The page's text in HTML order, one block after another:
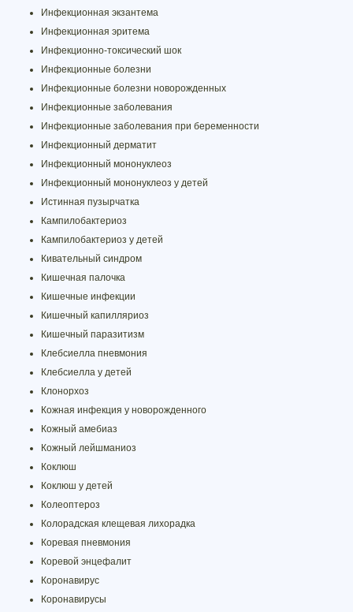
Инфекционная экзантема
Инфекционная эритема
Инфекционно-токсический шок
Инфекционные болезни
Инфекционные болезни новорожденных
Инфекционные заболевания
Инфекционные заболевания при беременности
Инфекционный дерматит
Инфекционный мононуклеоз
Инфекционный мононуклеоз у детей
Истинная пузырчатка
Кампилобактериоз
Кампилобактериоз у детей
Кивательный синдром
Кишечная палочка
Кишечные инфекции
Кишечный капилляриоз
Кишечный паразитизм
Клебсиелла пневмония
Клебсиелла у детей
Клонорхоз
Кожная инфекция у новорожденного
Кожный амебиаз
Кожный лейшманиоз
Коклюш
Коклюш у детей
Колеоптероз
Колорадская клещевая лихорадка
Коревая пневмония
Коревой энцефалит
Коронавирус
Коронавирусы